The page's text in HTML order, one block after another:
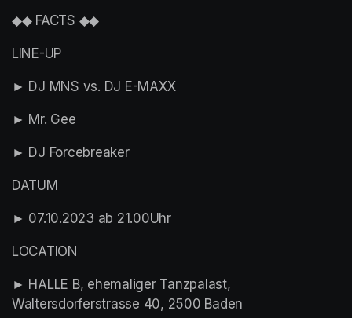
◆◆ FACTS ◆◆
LINE-UP
► DJ MNS vs. DJ E-MAXX
► Mr. Gee
► DJ Forcebreaker
DATUM
► 07.10.2023 ab 21.00Uhr
LOCATION
► HALLE B, ehemaliger Tanzpalast,
Waltersdorferstrasse 40, 2500 Baden